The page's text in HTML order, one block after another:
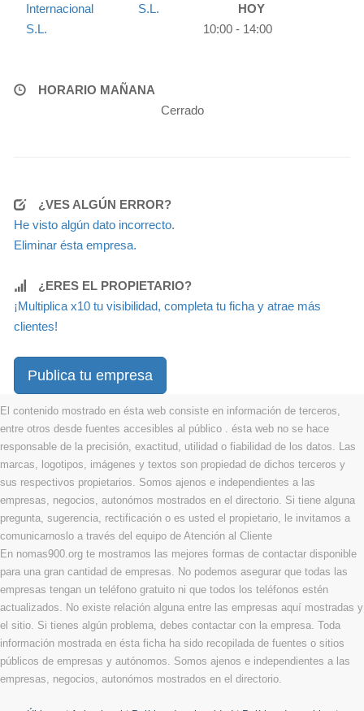
Internacional
S.L.
S.L.
HOY
10:00 - 14:00
HORARIO MAÑANA
Cerrado
¿VES ALGÚN ERROR?
He visto algún dato incorrecto.
Eliminar ésta empresa.
¿ERES EL PROPIETARIO?
¡Multiplica x10 tu visibilidad, completa tu ficha y atrae más
clientes!
Publica tu empresa
El contenido mostrado en ésta web consiste en información de terceros,
entre otros desde fuentes accesibles al público . ésta web no se hace
responsable de la precisión, exactitud, utilidad o fiabilidad de los datos. Las
marcas, logotipos, imágenes y textos son propiedad de dichos terceros y
sus respectivos propietarios. Somos ajenos e independientes a las
empresas, negocios, autonómos mostrados en el directorio. Si tiene alguna
pregunta, sugerencia, rectificación o es usted el propietario, le invitamos a
comunicarnoslo a través del equipo de Atención al Cliente
En nomas900.org te mostramos las mejores formas de contactar disponible
para una gran cantidad de empresas. No podemos asegurar que todas las
empresas tengan un teléfono gratuito ni que todos los teléfonos estén
actualizados. No existe relación alguna entre las empresas aquí mostradas y
el sitio. Si tienes algún problema, debes contactar con la empresa. Toda
información mostrada en ésta ficha ha sido recopilada de fuentes o sitios
públicos de empresas y autónomos. Somos ajenos e independientes a las
empresas, negocios, autonómos mostrados en el directorio.